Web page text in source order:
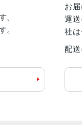
。
。
お
運
社は
配